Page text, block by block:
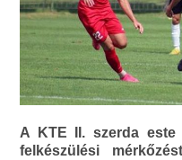
A KTE II. szerda
felkészülési